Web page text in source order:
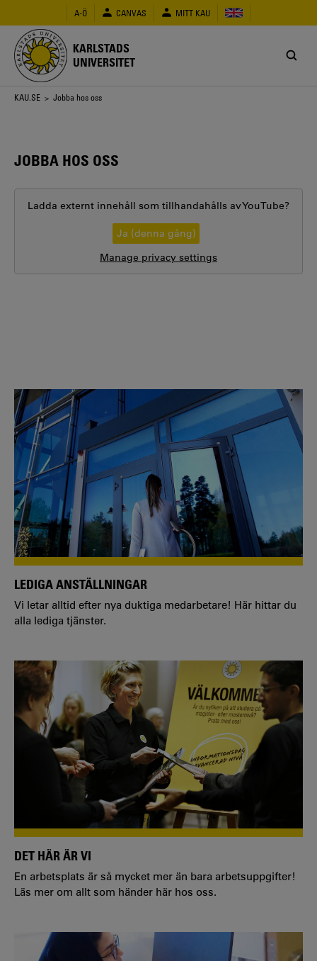
huvudinnehåll
A-Ö CANVAS MITT KAU
KARLSTADS
UNIVERSITET
Länkstig
KAU.SE > Jobba hos oss
JOBBA HOS OSS
Ladda externt innehåll som tillhandahålls avYouTube?
Ja (denna gång)
Manage privacy settings
LEDIGA ANSTÄLLNINGAR
Vi letar alltid efter nya duktiga medarbetare! Här hittar du
alla lediga tjänster.
DET HÄR ÄR VI
En arbetsplats är så mycket mer än bara arbetsuppgifter!
Läs mer om allt som händer här hos oss.